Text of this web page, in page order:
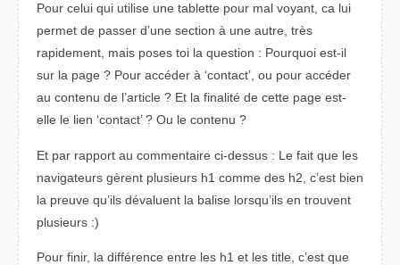
Pour celui qui utilise une tablette pour mal voyant, ca lui
permet de passer d’une section à une autre, très
rapidement, mais poses toi la question : Pourquoi est-il
sur la page ? Pour accéder à ‘contact’, ou pour accéder
au contenu de l’article ? Et la finalité de cette page est-
elle le lien ‘contact’ ? Ou le contenu ?
Et par rapport au commentaire ci-dessus : Le fait que les
navigateurs gèrent plusieurs h1 comme des h2, c’est bien
la preuve qu’ils dévaluent la balise lorsqu’ils en trouvent
plusieurs :)
Pour finir, la différence entre les h1 et les title, c’est que